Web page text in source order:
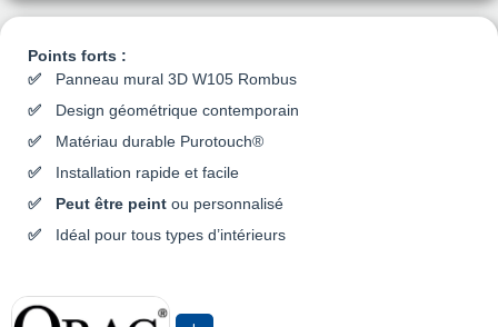
Points forts :
Panneau mural 3D W105 Rombus
Design géométrique contemporain
Matériau durable Purotouch®
Installation rapide et facile
Peut être peint ou personnalisé
Idéal pour tous types d’intérieurs